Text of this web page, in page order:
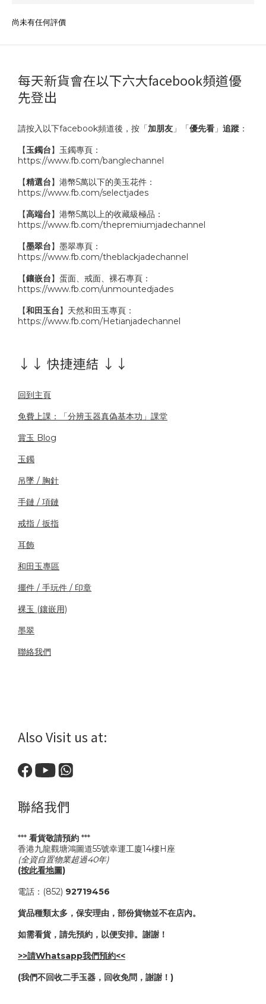
尚未有任何評價
每天新貨會在以下六大facebook頻道優
先登出
請按入以下facebook頻道後，按「加朋友 」「優先看 」 追蹤 ：
【玉鐲台】玉鐲專頁：
https://www.fb.com/banglechannel
【精選台】港幣5萬以下的美玉花件：
https://www.fb.com/selectjades
【高端台】港幣5萬以上的收藏級極品：
https://www.fb.com/thepremiumjadechannel
【墨翠台】墨翠專頁：
https://www.fb.com/theblackjadechannel
【鑲嵌台】蛋面、戒面、裸石專頁：
https://www.fb.com/unmountedjades
【和田玉台】天然和田玉專頁：
https://www.fb.com/Hetianjadechannel
↓↓ 快捷連結 ↓↓
回到主頁
免費上課：「分辨玉器真偽基本功」課堂
賞玉 Blog
玉鐲
吊墜 / 胸針
手鏈 / 項鏈
戒指 / 扳指
耳飾
和田玉專區
擺件 / 手玩件 / 印章
裸玉 (鑲嵌用)
墨翠
聯絡我們
Also Visit us at:
聯絡我們
*** 看貨敬請預約 ***
香港九龍觀塘鴻圖道55號幸運工廈14樓H座
(全資自置物業超過40年)
(按此看地圖)
電話：(852) 92719456
貨品種類太多，保安理由，部份貨物並不在店內。
如需看貨，請先預約，以便安排。謝謝！
>>請Whatsapp我們預約<<
(我們不回收二手玉器，回收免問，謝謝！)